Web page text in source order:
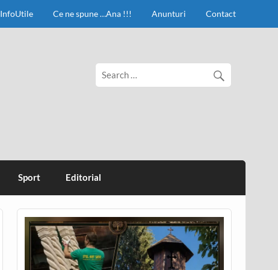
InfoUtile Ce ne spune …Ana !!! Anunturi Contact
Sport Editorial